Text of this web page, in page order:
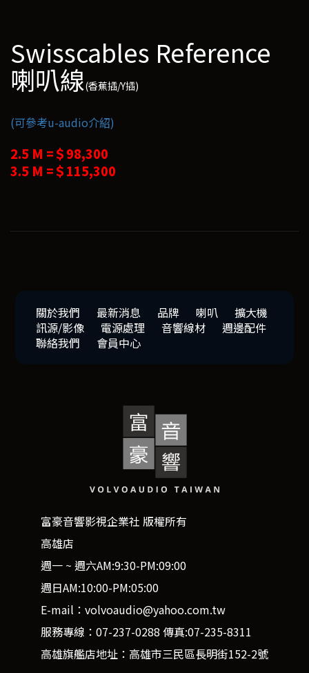
Swisscables Reference
喇叭線(香蕉插/Y插)
(可參考u-audio介紹)
2.5 M =＄98,300
3.5 M =＄115,300
關於我們 最新消息 品牌 喇叭
擴大機
訊源/影像
電源處理 音響線材
週邊配件
聯絡我們
會員中心
富豪音響影視企業社 版權所有
高雄店
週一 ~ 週六AM:9:30-PM:09:00
週日AM:10:00-PM:05:00
E-mail：volvoaudio@yahoo.com.tw
服務專線：07-237-0288 傳真:07-235-8311
高雄旗艦店地址：高雄市三民區長明街152-2號